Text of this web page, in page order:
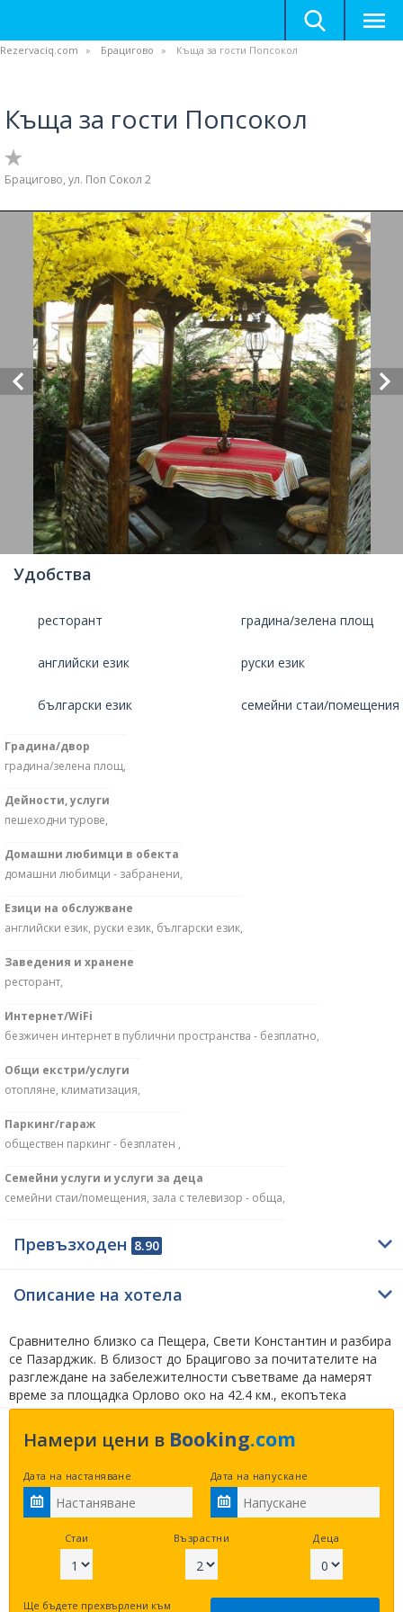
Rezervaciq.com Брацигово Къща за гости Попсокол
Къща за гости Попсокол
Брацигово, ул. Поп Сокол 2
Удобства
ресторант градина/зелена площ
английски език руски език
български език семейни стаи/помещения
Градина/двор
градина/зелена площ,
Дейности, услуги
пешеходни турове,
Домашни любимци в обекта
домашни любимци - забранени,
Езици на обслужване
английски език, руски език, български език,
Заведения и хранене
ресторант,
Интернет/WiFi
безжичен интернет в публични пространства - безплатно,
Общи екстри/услуги
отопляне, климатизация,
Паркинг/гараж
обществен паркинг - безплатен ,
Семейни услуги и услуги за деца
семейни стаи/помещения, зала с телевизор - обща,
Превъзходен 8.90
Описание на хотела
Сравнително близко са Пещера, Свети Константин и разбира
се Пазарджик. В близост до Брацигово за почитателите на
разглеждане на забележителности съветваме да намерят
време за площадка Орлово око на 42.4 км., екопътека
Дяволската пътека на 41.5 км. и чудните мостове на 28.5 км.
по въздух в права линия.
Попсокол има три различни типа настаняване – двойна стая,
ваканционен дом и четворна стая. Всяка от стаите разполага
с телевизор, кът с мека мебел, кабелна телевизия, гледка/
изглед от стаята, гледка към градината и отопление.
собствен ресторант. Допълнително предлагана екстра е
Намери цени в Booking.com
Дата на настаняване Дата на напускане
Стаи Възрастни Деца
Ще бъдете прехвърлени към